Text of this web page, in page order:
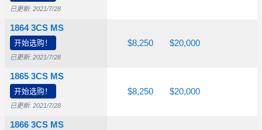
已更新: 2021/7/28
1864 3CS MS
开始选购！
已更新: 2021/7/28
1865 3CS MS
开始选购！
已更新: 2021/7/28
1866 3CS MS
$3,750 $8,250 $20,000
$4,750 $8,250 $20,000